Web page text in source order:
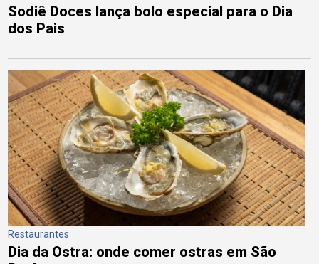
Sodiê Doces lança bolo especial para o Dia
dos Pais
Restaurantes
Dia da Ostra: onde comer ostras em São